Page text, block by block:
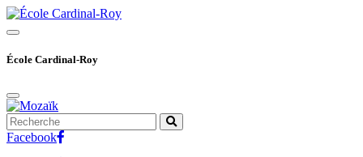
Skip
to
École Cardinal-Roy
Facebook